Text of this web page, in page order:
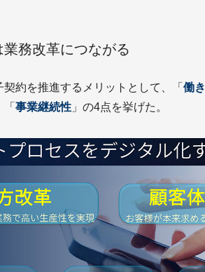
務改革につながる
約を推進するメリットとして、「 働
「 事業継続性 」の4点を挙げた。